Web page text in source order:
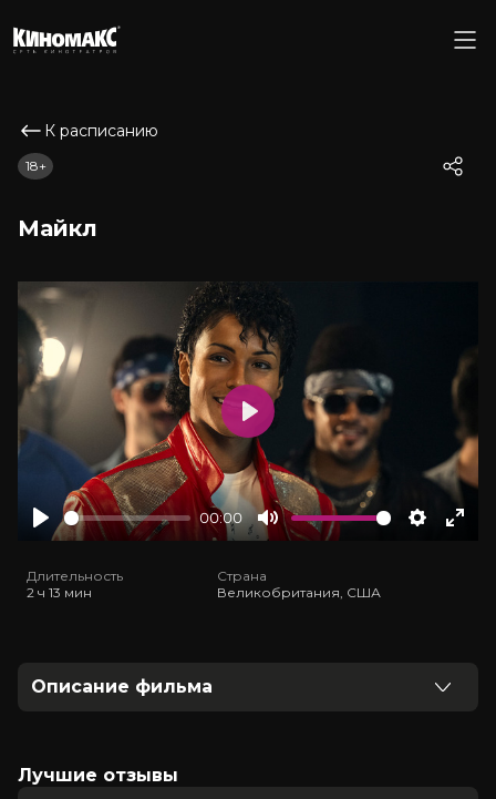
К расписанию
Майкл
18+
Play
00:00
Mute
Play
Длительность
2 ч 13 мин
Страна
Великобритания, США
Описание фильма
стать королём поп-музыки, собирающим стадионы
Лучшие отзывы